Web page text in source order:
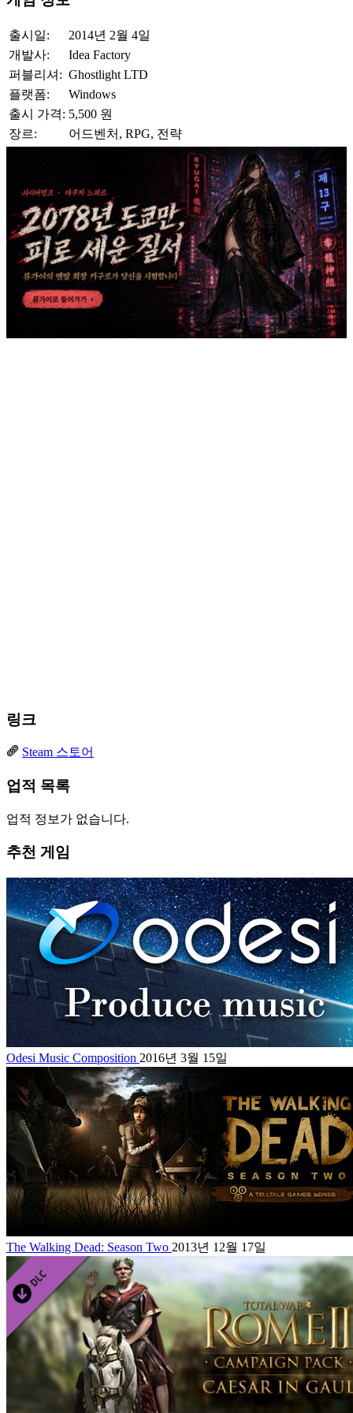
출시일:
2014년 2월 4일
개발사:
Idea Factory
퍼블리셔: Ghostlight LTD
플랫폼:
Windows
출시 가격: 5,500 원
장르:
어드벤처, RPG, 전략
링크
Steam 스토어
업적 목록
업적 정보가 없습니다.
추천 게임
Odesi Music Composition 2016년 3월 15일
The Walking Dead: Season Two 2013년 12월 17일